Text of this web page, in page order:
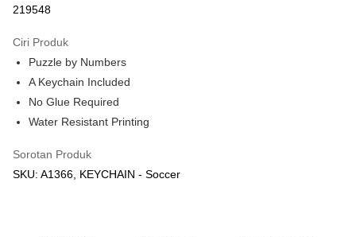
Boost
GrabPay
Rumah penghantaran
Rumah penghantaran
Kedai pickup
Penghantaran percuma
219548
Ciri Produk
Puzzle by Numbers
A Keychain Included
No Glue Required
Water Resistant Printing
Sorotan Produk
SKU: A1366, KEYCHAIN - Soccer